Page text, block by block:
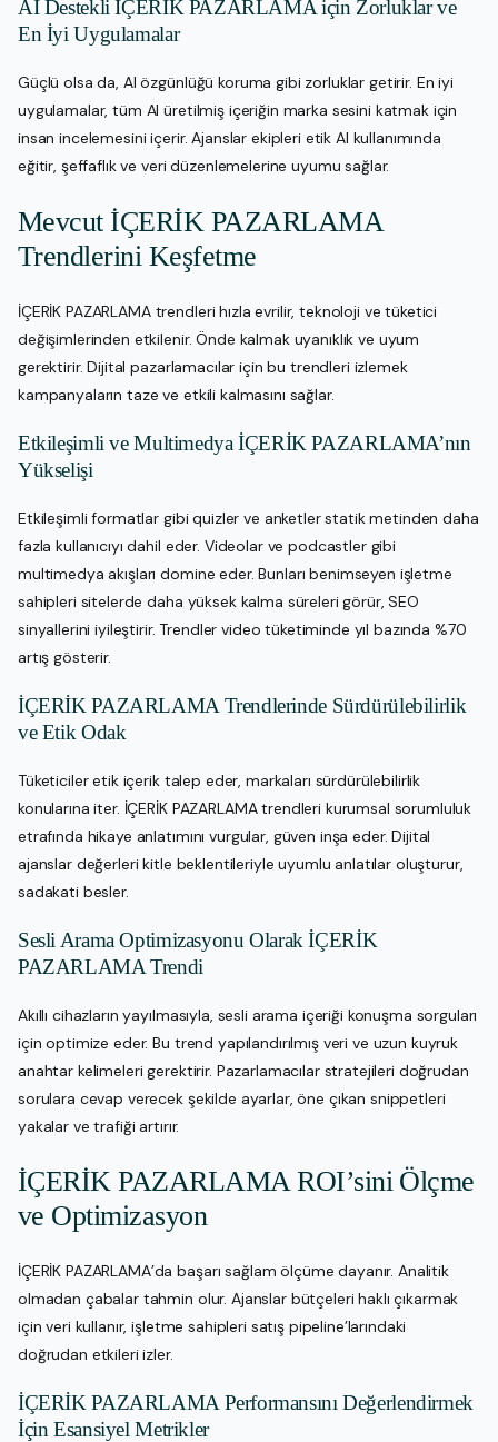
AI Destekli İÇERİK PAZARLAMA için Zorluklar ve
En İyi Uygulamalar
Güçlü olsa da, AI özgünlüğü koruma gibi zorluklar getirir. En iyi
uygulamalar, tüm AI üretilmiş içeriğin marka sesini katmak için
insan incelemesini içerir. Ajanslar ekipleri etik AI kullanımında
eğitir, şeffaflık ve veri düzenlemelerine uyumu sağlar.
Mevcut İÇERİK PAZARLAMA
Trendlerini Keşfetme
İÇERİK PAZARLAMA trendleri hızla evrilir, teknoloji ve tüketici
değişimlerinden etkilenir. Önde kalmak uyanıklık ve uyum
gerektirir. Dijital pazarlamacılar için bu trendleri izlemek
kampanyaların taze ve etkili kalmasını sağlar.
Etkileşimli ve Multimedya İÇERİK PAZARLAMA’nın
Yükselişi
Etkileşimli formatlar gibi quizler ve anketler statik metinden daha
fazla kullanıcıyı dahil eder. Videolar ve podcastler gibi
multimedya akışları domine eder. Bunları benimseyen işletme
sahipleri sitelerde daha yüksek kalma süreleri görür, SEO
sinyallerini iyileştirir. Trendler video tüketiminde yıl bazında %70
artış gösterir.
İÇERİK PAZARLAMA Trendlerinde Sürdürülebilirlik
ve Etik Odak
Tüketiciler etik içerik talep eder, markaları sürdürülebilirlik
konularına iter. İÇERİK PAZARLAMA trendleri kurumsal sorumluluk
etrafında hikaye anlatımını vurgular, güven inşa eder. Dijital
ajanslar değerleri kitle beklentileriyle uyumlu anlatılar oluşturur,
sadakati besler.
Sesli Arama Optimizasyonu Olarak İÇERİK
PAZARLAMA Trendi
Akıllı cihazların yayılmasıyla, sesli arama içeriği konuşma sorguları
için optimize eder. Bu trend yapılandırılmış veri ve uzun kuyruk
anahtar kelimeleri gerektirir. Pazarlamacılar stratejileri doğrudan
sorulara cevap verecek şekilde ayarlar, öne çıkan snippetleri
yakalar ve trafiği artırır.
İÇERİK PAZARLAMA ROI’sini Ölçme
ve Optimizasyon
İÇERİK PAZARLAMA’da başarı sağlam ölçüme dayanır. Analitik
olmadan çabalar tahmin olur. Ajanslar bütçeleri haklı çıkarmak
için veri kullanır, işletme sahipleri satış pipeline’larındaki
doğrudan etkileri izler.
İÇERİK PAZARLAMA Performansını Değerlendirmek
İçin Esansiyel Metrikler